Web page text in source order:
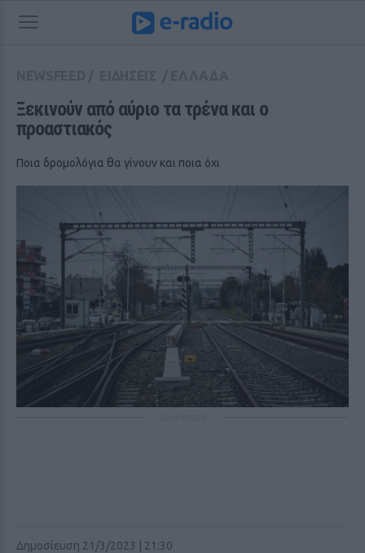
Ξεκινούν από αύριο τα τρένα και ο
προαστιακός
Ποια δρομολόγια θα γίνουν και ποια όχι
Δημοσίευση 21/3/2023 | 21:30